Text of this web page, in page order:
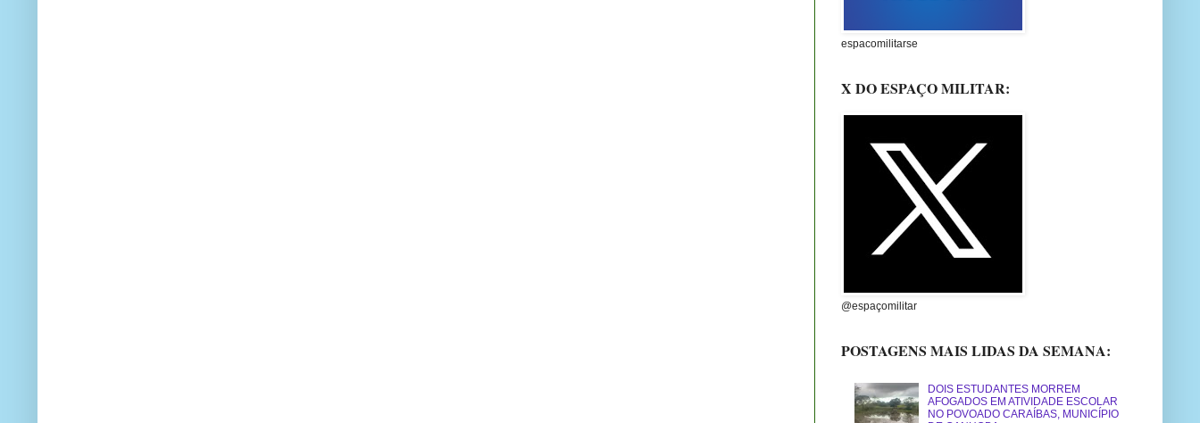
espacomilitarse
X DO ESPAÇO MILITAR:
@espaçomilitar
POSTAGENS MAIS LIDAS DA SEMANA:
DOIS ESTUDANTES MORREM
AFOGADOS EM ATIVIDADE ESCOLAR
NO POVOADO CARAÍBAS, MUNICÍPIO